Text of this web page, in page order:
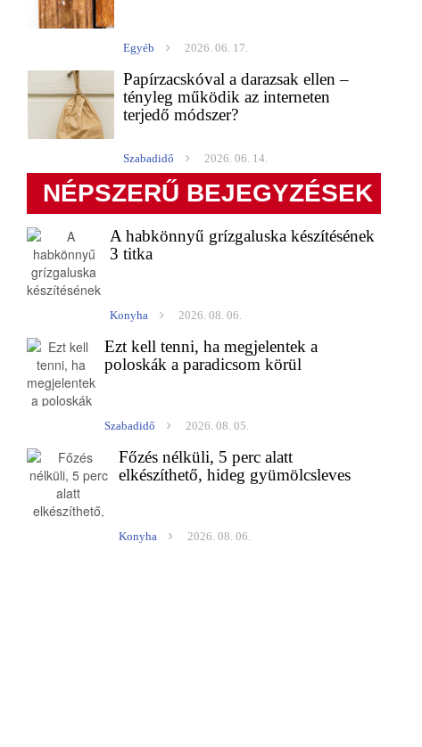
Egyéb 2026. 06. 17.
Papírzacskóval a darazsak ellen –
tényleg működik az interneten
terjedő módszer?
Szabadidő 2026. 06. 14.
NÉPSZERŰ BEJEGYZÉSEK
A habkönnyű grízgaluska készítésének
3 titka
Konyha 2026. 08. 06.
Ezt kell tenni, ha megjelentek a
poloskák a paradicsom körül
Szabadidő 2026. 08. 05.
Főzés nélküli, 5 perc alatt
elkészíthető, hideg gyümölcsleves
Konyha 2026. 08. 06.